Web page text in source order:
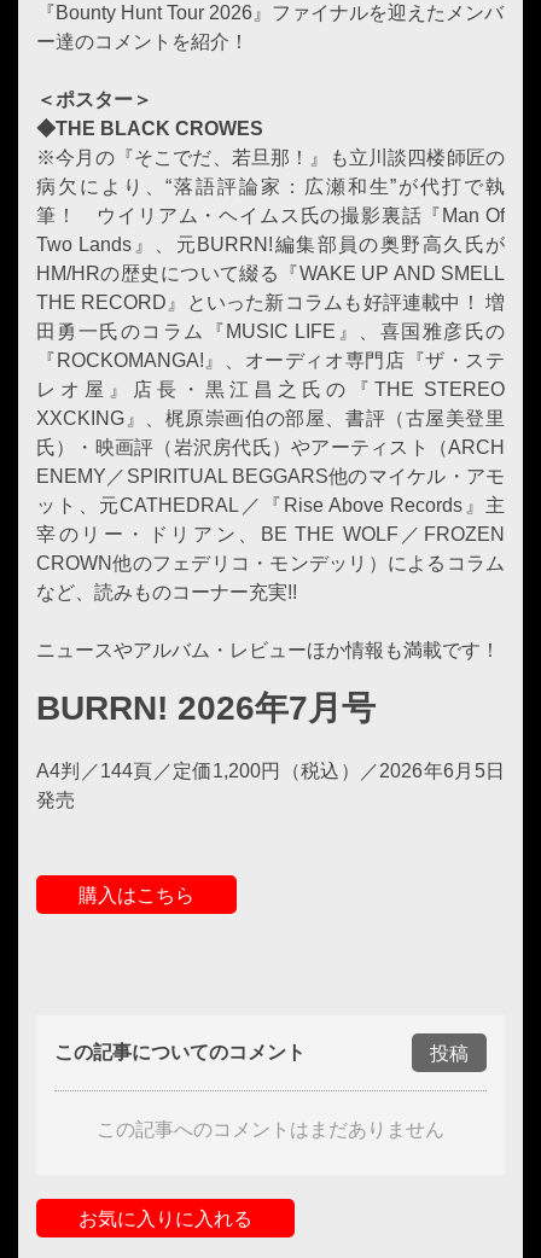
『Bounty Hunt Tour 2026』ファイナルを迎えたメンバ
ー達のコメントを紹介！
＜ポスター＞
◆THE BLACK CROWES
※今月の『そこでだ、若旦那！』も立川談四楼師匠の
病欠により、“落語評論家：広瀬和生”が代打で執
筆！ ウイリアム・ヘイムス氏の撮影裏話『Man Of
Two Lands』、元BURRN!編集部員の奥野高久氏が
HM/HRの歴史について綴る『WAKE UP AND SMELL
THE RECORD』といった新コラムも好評連載中！ 増
田勇一氏のコラム『MUSIC LIFE』、喜国雅彦氏の
『ROCKOMANGA!』、オーディオ専門店『ザ・ステ
レオ屋』店長・黒江昌之氏の『THE STEREO
XXCKING』、梶原崇画伯の部屋、書評（古屋美登里
氏）・映画評（岩沢房代氏）やアーティスト（ARCH
ENEMY／SPIRITUAL BEGGARS他のマイケル・アモ
ット、元CATHEDRAL／『Rise Above Records』主
宰のリー・ドリアン、BE THE WOLF／FROZEN
CROWN他のフェデリコ・モンデッリ）によるコラム
など、読みものコーナー充実!!
ニュースやアルバム・レビューほか情報も満載です！
BURRN! 2026年7月号
A4判／144頁／定価1,200円（税込）／2026年6月5日
発売
購入はこちら
この記事についてのコメント 投稿
この記事へのコメントはまだありません
お気に入りに入れる